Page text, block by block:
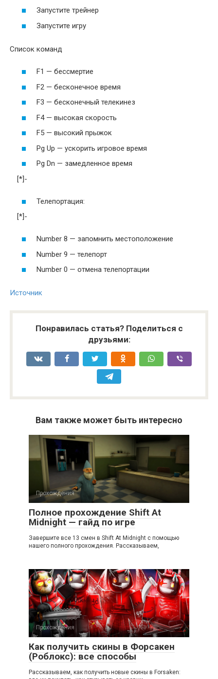
Запустите трейнер
Запустите игру
Список команд
F1 — бессмертие
F2 — бесконечное время
F3 — бесконечный телекинез
F4 — высокая скорость
F5 — высокий прыжок
Pg Up — ускорить игровое время
Pg Dn — замедленное время
[*]-
Телепортация:
[*]-
Number 8 — запомнить местоположение
Number 9 — телепорт
Number 0 — отмена телепортации
Источник
Понравилась статья? Поделиться с
друзьями:
Вам также может быть интересно
Прохождения
Полное прохождение Shift At
Midnight — гайд по игре
Завершите все 13 смен в Shift At Midnight с помощью
нашего полного прохождения. Рассказываем,
Прохождения
Как получить скины в Форсакен
(Роблокс): все способы
Рассказываем, как получить новые скины в Forsaken: